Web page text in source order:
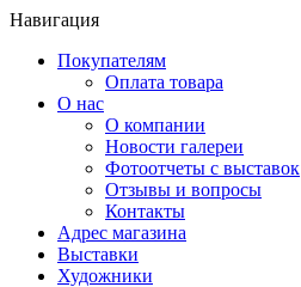
Навигация
Покупателям
Оплата товара
О нас
О компании
Новости галереи
Фотоотчеты с выставок
Отзывы и вопросы
Контакты
Адрес магазина
Выставки
Художники